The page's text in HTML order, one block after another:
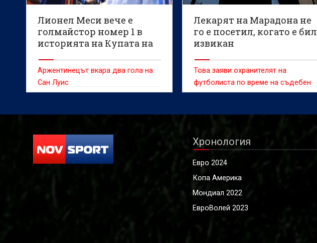
Лионел Меси вече е
голмайстор номер 1 в
историята на Купата на
Аржентинецът вкара два гола на
Сан Луис
Лекарят на Марадона не
го е посетил, когато е бил
извикан
Това заяви охранителят на
футболиста по време на съдебен
процес
Хронология
Евро 2024
Копа Америка
Мондиал 2022
ЕвроВолей 2023